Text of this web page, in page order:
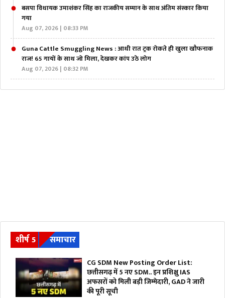
बसपा विधायक उमाशंकर सिंह का राजकीय सम्मान के साथ अंतिम संस्कार किया
गया
Aug 07, 2026 | 08:33 PM
Guna Cattle Smuggling News : आधी रात ट्रक रोकते ही खुला खौफनाक
राज! 65 गायों के साथ जो मिला, देखकर कांप उठे लोग
Aug 07, 2026 | 08:32 PM
शीर्ष 5 समाचार
CG SDM New Posting Order List:
छत्तीसगढ़ में 5 नए SDM.. इन प्रशिक्षु IAS
अफसरों को मिली बड़ी जिम्मेदारी, GAD ने जारी
की पूरी सूची